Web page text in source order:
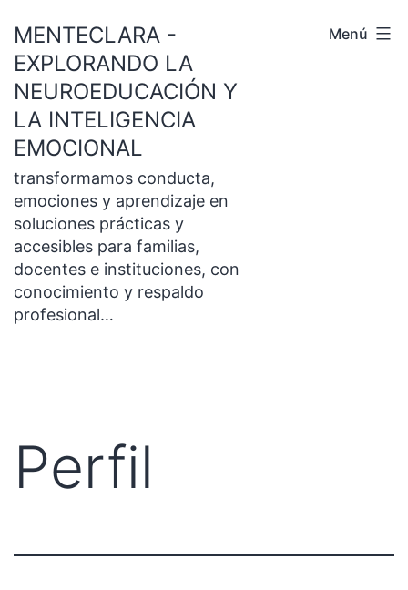
contenido
MENTECLARA -
EXPLORANDO LA
NEUROEDUCACIÓN Y
LA INTELIGENCIA
EMOCIONAL
transformamos conducta,
emociones y aprendizaje en
soluciones prácticas y
accesibles para familias,
docentes e instituciones, con
conocimiento y respaldo
profesional…
Menú
Perfil